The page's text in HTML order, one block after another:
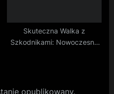
Skuteczna Walka z
Szkodnikami: Nowoczesne
opublikowany.